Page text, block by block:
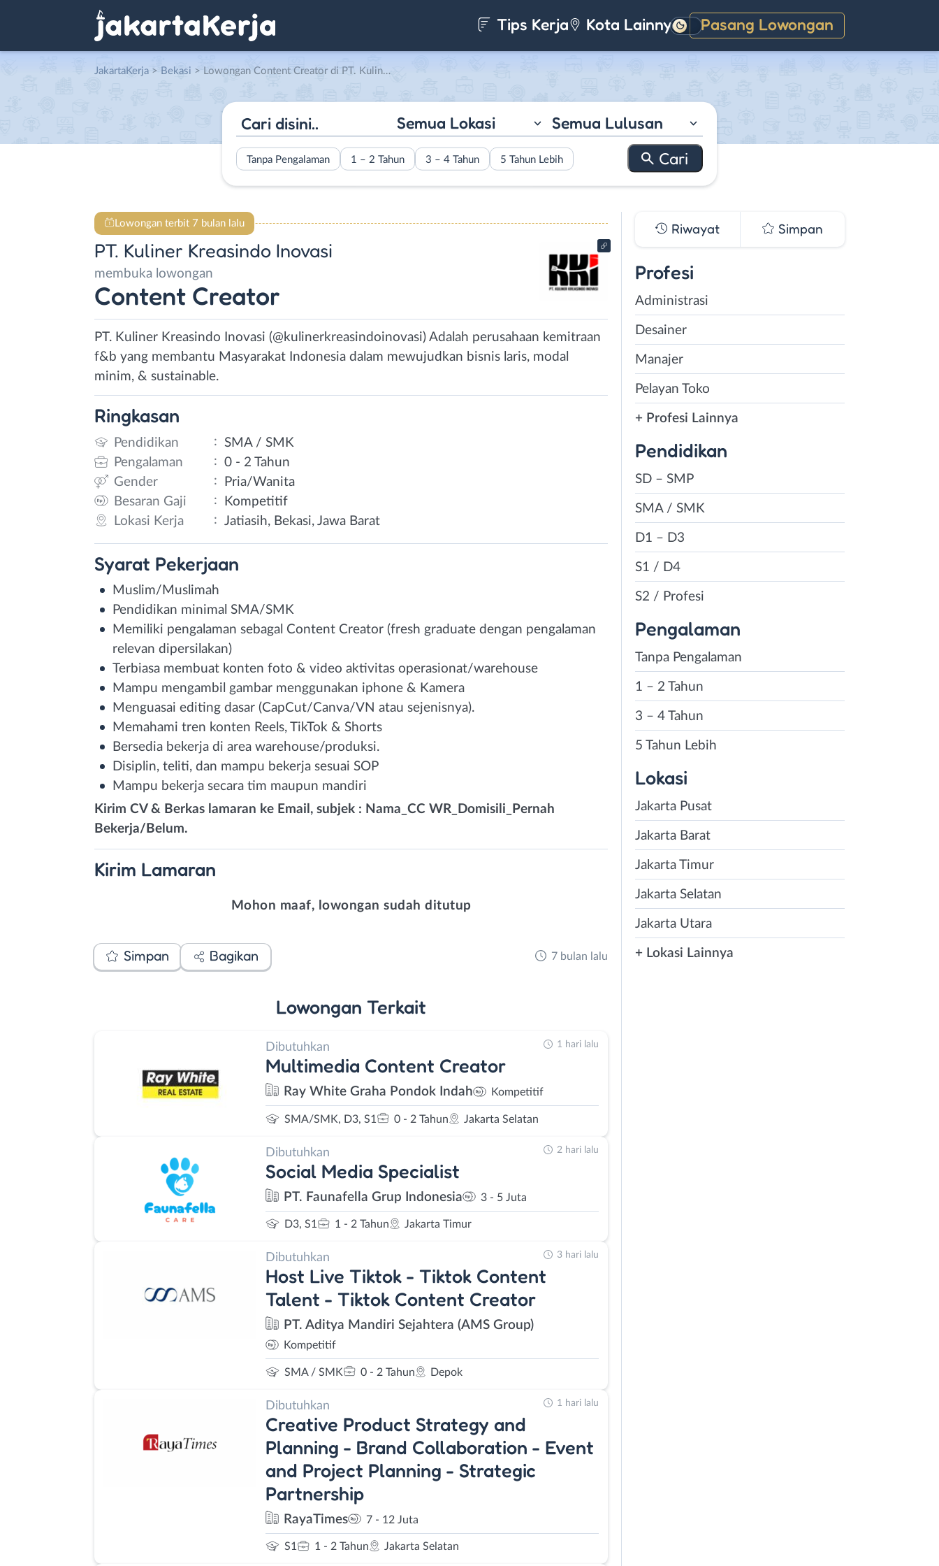
Tips Kerja Kota Lainnya Pasang Lowongan
Gelap
JakartaKerja > Bekasi > Lowongan Content Creator di PT. Kuliner Kreasindo Inovasi
Semua Lokasi Semua Lulusan
Tanpa Pengalaman 1 – 2 Tahun 3 – 4 Tahun 5 Tahun Lebih
Lowongan terbit 7 bulan lalu
PT. Kuliner Kreasindo Inovasi
membuka lowongan
Content Creator
PT. Kuliner Kreasindo Inovasi (@kulinerkreasindoinovasi) Adalah perusahaan kemitraan
f&b yang membantu Masyarakat Indonesia dalam mewujudkan bisnis laris, modal
minim, & sustainable.
Ringkasan
Pendidikan : SMA / SMK
Pengalaman
: 0 - 2 Tahun
Gender
:
Pria/Wanita
Besaran Gaji
:
Kompetitif
Lokasi Kerja
: Jatiasih, Bekasi, Jawa Barat
Syarat Pekerjaan
Muslim/Muslimah
Pendidikan minimal SMA/SMK
Memiliki pengalaman sebagal Content Creator (fresh graduate dengan pengalaman
relevan dipersilakan)
Terbiasa membuat konten foto & video aktivitas operasionat/warehouse
Mampu mengambil gambar menggunakan iphone & Kamera
Menguasai editing dasar (CapCut/Canva/VN atau sejenisnya).
Memahami tren konten Reels, TikTok & Shorts
Bersedia bekerja di area warehouse/produksi.
Disiplin, teliti, dan mampu bekerja sesuai SOP
Mampu bekerja secara tim maupun mandiri
Kirim CV & Berkas lamaran ke Email, subjek : Nama_CC WR_Domisili_Pernah
Bekerja/Belum.
Kirim Lamaran
Mohon maaf, lowongan sudah ditutup
Simpan Bagikan 7 bulan lalu
Lowongan Terkait
Dibutuhkan
Multimedia Content Creator
Ray White Graha Pondok Indah Kompetitif
SMA/SMK, D3, S1 0 - 2 Tahun Jakarta Selatan
1 hari lalu
Dibutuhkan
Social Media Specialist
PT. Faunafella Grup Indonesia 3 - 5 Juta
D3, S1 1 - 2 Tahun Jakarta Timur
2 hari lalu
Dibutuhkan
Host Live Tiktok - Tiktok Content
Talent - Tiktok Content Creator
PT. Aditya Mandiri Sejahtera (AMS Group)
Kompetitif
SMA / SMK 0 - 2 Tahun Depok
3 hari lalu
Dibutuhkan
Creative Product Strategy and
Planning - Brand Collaboration - Event
and Project Planning - Strategic
Partnership
RayaTimes 7 - 12 Juta
S1 1 - 2 Tahun Jakarta Selatan
1 hari lalu
Riwayat Simpan
Profesi
Administrasi
Desainer
Manajer
Pelayan Toko
+ Profesi Lainnya
Pendidikan
SD – SMP
SMA / SMK
D1 – D3
S1 / D4
S2 / Profesi
Pengalaman
Tanpa Pengalaman
1 – 2 Tahun
3 – 4 Tahun
5 Tahun Lebih
Lokasi
Jakarta Pusat
Jakarta Barat
Jakarta Timur
Jakarta Selatan
Jakarta Utara
+ Lokasi Lainnya